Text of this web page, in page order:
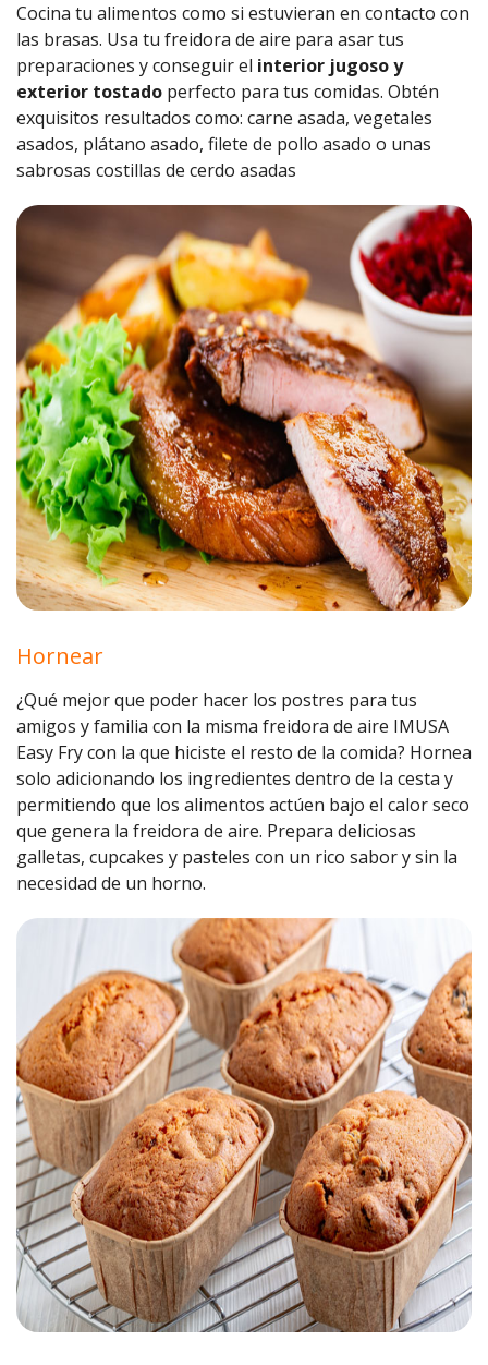
Cocina tu alimentos como si estuvieran en contacto con
las brasas. Usa tu freidora de aire para asar tus
preparaciones y conseguir el interior jugoso y
exterior tostado perfecto para tus comidas. Obtén
exquisitos resultados como: carne asada, vegetales
asados, plátano asado, filete de pollo asado o unas
sabrosas costillas de cerdo asadas
Hornear
¿Qué mejor que poder hacer los postres para tus
amigos y familia con la misma freidora de aire IMUSA
Easy Fry con la que hiciste el resto de la comida? Hornea
solo adicionando los ingredientes dentro de la cesta y
permitiendo que los alimentos actúen bajo el calor seco
que genera la freidora de aire. Prepara deliciosas
galletas, cupcakes y pasteles con un rico sabor y sin la
necesidad de un horno.